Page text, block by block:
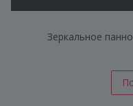
Зеркальное